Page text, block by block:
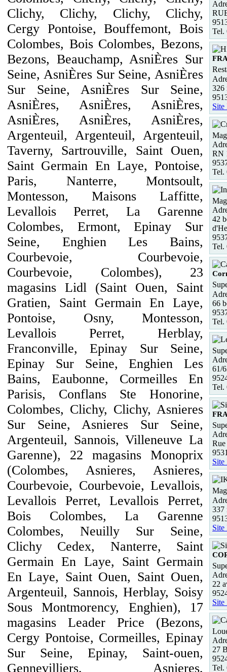
Clichy, Clichy, Clichy, Clichy,
Cergy Pontoise, Bouffemont, Bois
Colombes, Bois Colombes, Bezons,
Bezons, Beauchamp, AsniÈres Sur
Seine, AsniÈres Sur Seine, AsniÈres
Sur Seine, AsniÈres Sur Seine,
AsniÈres, AsniÈres, AsniÈres,
AsniÈres, AsniÈres, AsniÈres,
Argenteuil, Argenteuil, Argenteuil,
Taverny, Sartrouville, Saint Ouen,
Saint Germain En Laye, Pontoise,
Paris, Nanterre, Montsoult,
Montesson, Maisons Laffitte,
Levallois Perret, La Garenne
Colombes, Ermont, Epinay Sur
Seine, Enghien Les Bains,
Courbevoie, Courbevoie,
Courbevoie, Colombes), 23
magasins Lidl (Saint Ouen, Saint
Gratien, Saint Germain En Laye,
Pontoise, Osny, Montesson,
Levallois Perret, Herblay,
Franconville, Epinay Sur Seine,
Epinay Sur Seine, Enghien Les
Bains, Eaubonne, Cormeilles En
Parisis, Conflans Ste Honorine,
Colombes, Clichy, Clichy, Asnieres
Sur Seine, Asnieres Sur Seine,
Argenteuil, Sannois, Villeneuve La
Garenne), 22 magasins Monoprix
(Colombes, Asnieres, Asnieres,
Courbevoie, Courbevoie, Levallois,
Levallois Perret, Levallois Perret,
Bois Colombes, La Garenne
Colombes, Neuilly Sur Seine,
Clichy Cedex, Nanterre, Saint
Germain En Laye, Saint Germain
En Laye, Saint Ouen, Saint Ouen,
Argenteuil, Sannois, Herblay, Soisy
Sous Montmorency, Enghien), 17
magasins Leader Price (Bezons,
Cergy Pontoise, Cormeilles, Epinay
Sur Seine, Epinay, Saint-ouen,
Gennevilliers, Asnieres,
Tel.
326
Site
RN
Tel.
42
Tel.
66
Tel.
61/
Tel.
Site
337
Site
22
Site
27
Tel.